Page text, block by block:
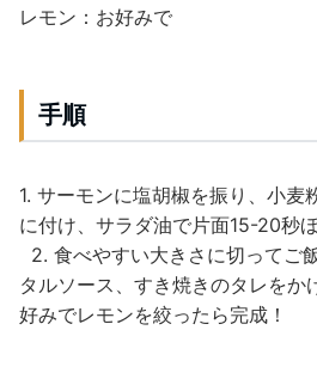
レモン：お好みで
手順
1. サーモンに塩胡椒を振り、小麦
に付け、サラダ油で片面15-20秒
2. 食べやすい大きさに切ってご
タルソース、すき焼きのタレをか
好みでレモンを絞ったら完成！